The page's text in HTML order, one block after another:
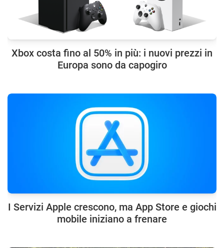
Xbox costa fino al 50% in più: i nuovi prezzi in
Europa sono da capogiro
I Servizi Apple crescono, ma App Store e giochi
mobile iniziano a frenare